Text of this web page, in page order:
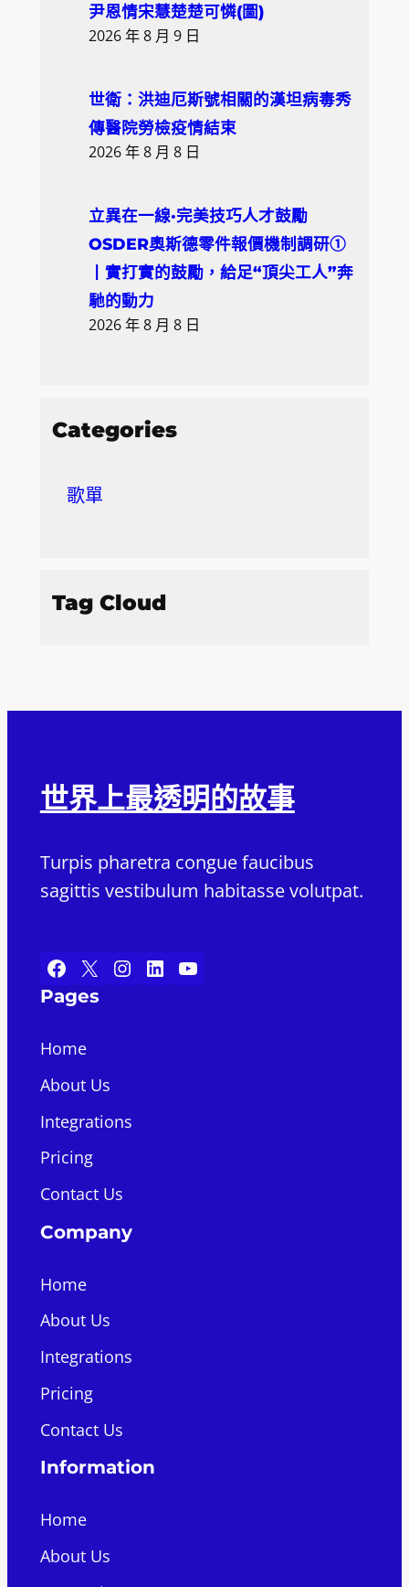
尹恩情宋慧楚楚可憐(圖)
2026 年 8 月 9 日
世衛：洪迪厄斯號相關的漢坦病毒秀
傳醫院勞檢疫情結束
2026 年 8 月 8 日
立異在一線·完美技巧人才鼓勵
OSDER奧斯德零件報價機制調研①
丨實打實的鼓勵，給足“頂尖工人”奔
馳的動力
2026 年 8 月 8 日
Categories
歌單
Tag Cloud
世界上最透明的故事
Turpis pharetra congue faucibus
sagittis vestibulum habitasse volutpat.
Facebook X Instagram LinkedIn YouTube
Pages
Home
About Us
Integrations
Pricing
Contact Us
Company
Home
About Us
Integrations
Pricing
Contact Us
Information
Home
About Us